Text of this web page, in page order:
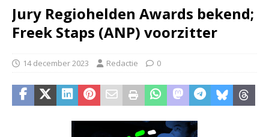
Jury Regiohelden Awards bekend;
Freek Staps (ANP) voorzitter
14 december 2023 Redactie 0